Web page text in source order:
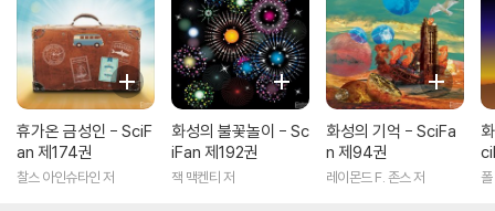
휴가온 금성인 - SciF
an 제174권
찰스 아인슈타인 저
화성의 불꽃놀이 - Sc
iFan 제192권
잭 맥켄티 저
화성의 기억 - SciFa
n 제94권
레이몬드 F. 존스 저 폴